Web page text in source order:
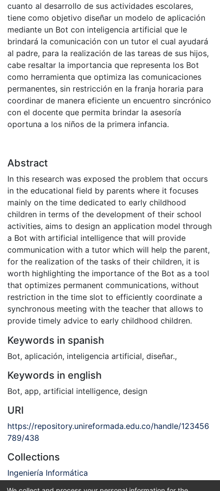
cuanto al desarrollo de sus actividades escolares,
tiene como objetivo diseñar un modelo de aplicación
mediante un Bot con inteligencia artificial que le
brindará la comunicación con un tutor el cual ayudará
al padre, para la realización de las tareas de sus hijos,
cabe resaltar la importancia que representa los Bot
como herramienta que optimiza las comunicaciones
permanentes, sin restricción en la franja horaria para
coordinar de manera eficiente un encuentro sincrónico
con el docente que permita brindar la asesoría
oportuna a los niños de la primera infancia.
Abstract
In this research was exposed the problem that occurs
in the educational field by parents where it focuses
mainly on the time dedicated to early childhood
children in terms of the development of their school
activities, aims to design an application model through
a Bot with artificial intelligence that will provide
communication with a tutor which will help the parent,
for the realization of the tasks of their children, it is
worth highlighting the importance of the Bot as a tool
that optimizes permanent communications, without
restriction in the time slot to efficiently coordinate a
synchronous meeting with the teacher that allows to
provide timely advice to early childhood children.
Keywords in spanish
Bot, aplicación, inteligencia artificial, diseñar.,
Keywords in english
Bot, app, artificial intelligence, design
URI
https://repository.unireformada.edu.co/handle/123456
789/438
Collections
Ingeniería Informática